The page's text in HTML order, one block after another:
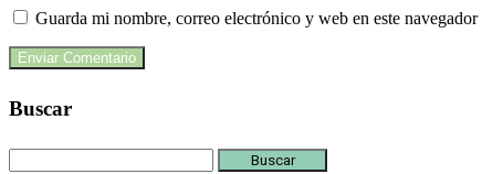
Guarda mi nombre, correo electrónico y web en este
Buscar